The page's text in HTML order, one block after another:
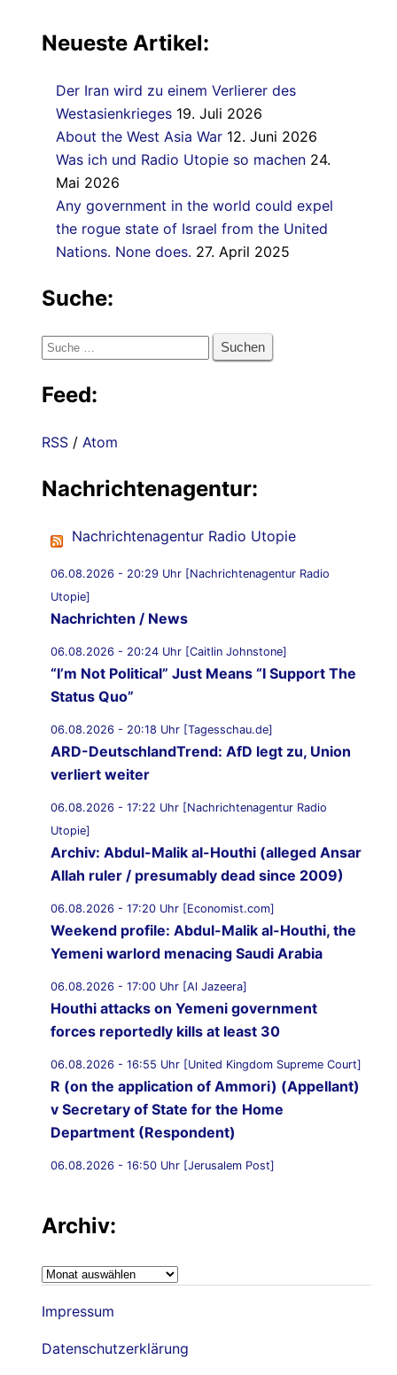
Neueste Artikel:
Der Iran wird zu einem Verlierer des
Westasienkrieges 19. Juli 2026
About the West Asia War 12. Juni 2026
Was ich und Radio Utopie so machen 24.
Mai 2026
Any government in the world could expel
the rogue state of Israel from the United
Nations. None does. 27. April 2025
Suche:
Suche
Feed:
RSS / Atom
Nachrichtenagentur:
Nachrichtenagentur Radio Utopie
06.08.2026 - 20:29 Uhr [Nachrichtenagentur Radio
Utopie]
Nachrichten / News
06.08.2026 - 20:24 Uhr [Caitlin Johnstone]
“I’m Not Political” Just Means “I Support The
Status Quo”
06.08.2026 - 20:18 Uhr [Tagesschau.de]
ARD-DeutschlandTrend: AfD legt zu, Union
verliert weiter
06.08.2026 - 17:22 Uhr [Nachrichtenagentur Radio
Utopie]
Archiv: Abdul-Malik al-Houthi (alleged Ansar
Allah ruler / presumably dead since 2009)
06.08.2026 - 17:20 Uhr [Economist.com]
Weekend profile: Abdul-Malik al-Houthi, the
Yemeni warlord menacing Saudi Arabia
06.08.2026 - 17:00 Uhr [Al Jazeera]
Houthi attacks on Yemeni government
forces reportedly kills at least 30
06.08.2026 - 16:55 Uhr [United Kingdom Supreme Court]
R (on the application of Ammori) (Appellant)
v Secretary of State for the Home
Department (Respondent)
06.08.2026 - 16:50 Uhr [Jerusalem Post]
14 peaceful protesters arrested at Palestine
Action demonstration outside Bristol Prison
06.08.2026 - 16:19 Uhr [Nachrichtenagentur Radio
Utopie]
Archiv:
Archiv:
Impressum
Datenschutzerklärung